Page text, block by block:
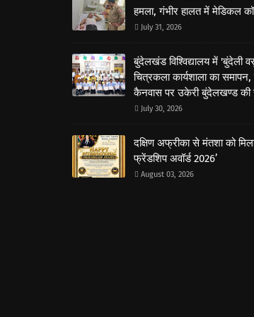
हमला, गंभीर हालत में मेडिकल
July 31, 2026
बुंदेलखंड विश्विद्यालय में 'बुंदेली
चित्रकला कार्यशाला का
कैनवास पर उकेरी बुंदेलखण्ड की
July 30, 2026
दक्षिण अफ्रीका से मंतशा को
फ्रेंडशिप अवॉर्ड 2026’
August 03, 2026